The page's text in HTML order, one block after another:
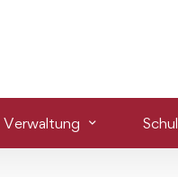
Verwaltung